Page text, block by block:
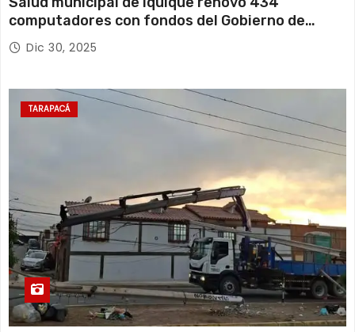
computadores con fondos del Gobierno de
Tarapacá
Dic 30, 2025
TARAPACÁ